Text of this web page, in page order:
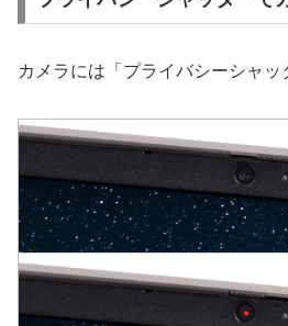
カメラには「プライバシーシャッ